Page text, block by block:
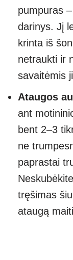
pumpuras
darinys. Jį
krinta iš
netraukti ir
savaitėmis
Ataugos
ant
bent 2–3
ne
paprastai
tręšimas
ataugą